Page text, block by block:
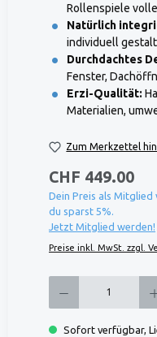
Rollenspiele
Natürlich
individuell
Durchdachtes
Fenster,
Erzi-Qualität:
Materialien,
Zum Merkzettel
CHF 449.00
Dein Preis als Mitglied
du sparst 5%.
Jetzt Mitglied werden!
Preise inkl. MwSt. zzgl.
Sofort verfügbar,